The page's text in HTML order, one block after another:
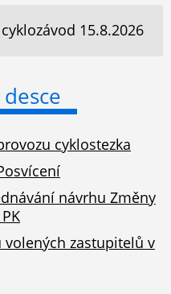
15.8.2026
cyklostezka
návrhu Změny
volených zastupitelů v